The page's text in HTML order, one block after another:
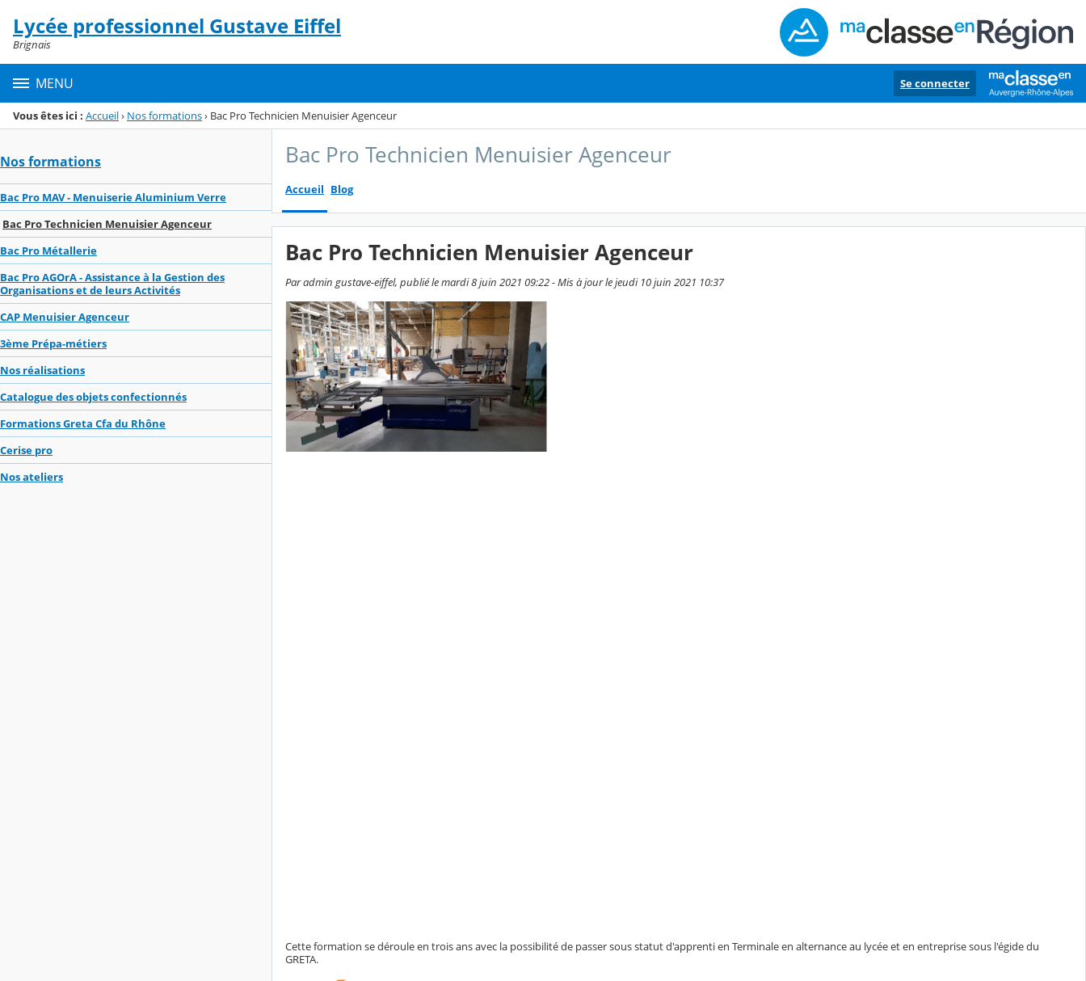
Menu de la rubrique
Contenu
Lycée professionnel Gustave Eiffel
Brignais
MENU Se connecter
Vous êtes ici : Accueil› Nos formations› Bac Pro Technicien Menuisier Agenceur
Nos formations
Bac Pro MAV - Menuiserie Aluminium Verre
Bac Pro Technicien Menuisier Agenceur
Bac Pro Métallerie
Bac Pro AGOrA - Assistance à la Gestion des
Organisations et de leurs Activités
CAP Menuisier Agenceur
3ème Prépa-métiers
Nos réalisations
Catalogue des objets confectionnés
Formations Greta Cfa du Rhône
Cerise pro
Nos ateliers
Bac Pro Technicien Menuisier Agenceur
Accueil Blog
Bac Pro Technicien Menuisier Agenceur
Par admin gustave-eiffel, publié le mardi 8 juin 2021 09:22 - Mis à jour le jeudi 10 juin 2021 10:37
Cette formation se déroule en trois ans avec la possibilité de passer sous statut d'apprenti en Terminale en alternance au lycée et en entreprise sous l'égide du
GRETA.